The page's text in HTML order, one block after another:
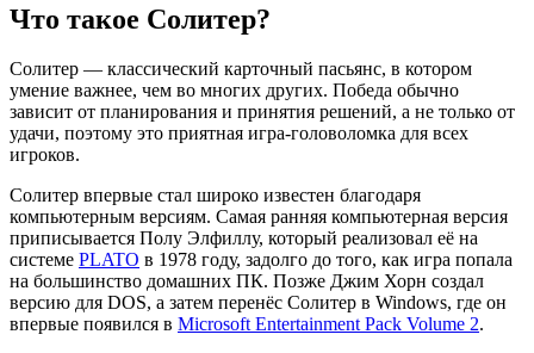
Что такое Солитер?
Солитер — классический карточный пасьянс, в котором
умение важнее, чем во многих других. Победа обычно
зависит от планирования и принятия решений, а не только от
удачи, поэтому это приятная игра-головоломка для всех
игроков.
Солитер впервые стал широко известен благодаря
компьютерным версиям. Самая ранняя компьютерная версия
приписывается Полу Элфиллу, который реализовал её на
системе PLATO в 1978 году, задолго до того, как игра попала
на большинство домашних ПК. Позже Джим Хорн создал
версию для DOS, а затем перенёс Солитер в Windows, где он
впервые появился в Microsoft Entertainment Pack Volume 2.